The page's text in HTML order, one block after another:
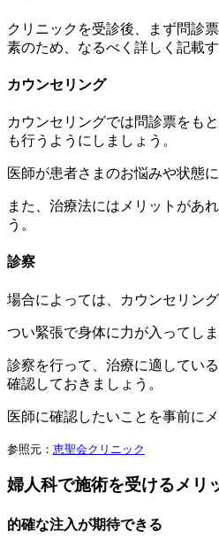
クリニックを受診後、まず問診
素のため、なるべく詳しく記載
カウンセリング
カウンセリングでは問診票をも
も行うようにしましょう。
医師が患者さまのお悩みや状態
また、治療法にはメリットがあ
う。
診察
場合によっては、カウンセリン
つい緊張で身体に力が入ってし
診察を行って、治療に適してい
確認しておきましょう。
医師に確認したいことを事前に
参照元： 恵聖会クリニック
婦人科で施術を受けるメリ
的確な注入が期待できる